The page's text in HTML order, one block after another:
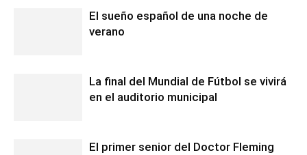
El sueño español de una noche de
verano
La final del Mundial de Fútbol se vivirá
en el auditorio municipal
El primer senior del Doctor Fleming